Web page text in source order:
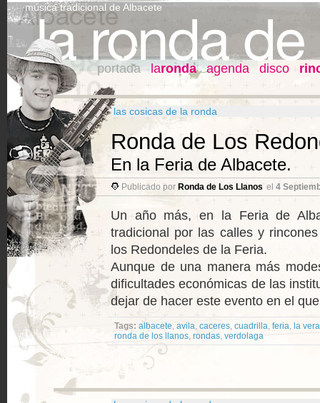
música tradicional de Albacete
portada laronda agenda disco
las cosicas de la ronda
Ronda de Los
En la Feria de Albacete.
Publicado por Ronda de Los Llanos el 4
Un año más, en la Feria de
tradicional por las calles y
los Redondeles de la Feria.
Aunque de una manera más
dificultades económicas de las
dejar de hacer este evento en el
Tags: albacete, avila, caceres, cuadrilla, feria, la vera
ronda de los llanos, rondas, verdolaga